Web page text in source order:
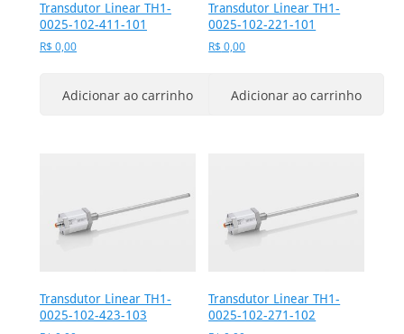
Transdutor Linear TH1-
0025-102-411-101
R$ 0,00
Adicionar ao carrinho
Transdutor Linear TH1-
0025-102-221-101
R$ 0,00
Adicionar ao carrinho
Transdutor Linear TH1-
0025-102-423-103
Transdutor Linear TH1-
0025-102-271-102